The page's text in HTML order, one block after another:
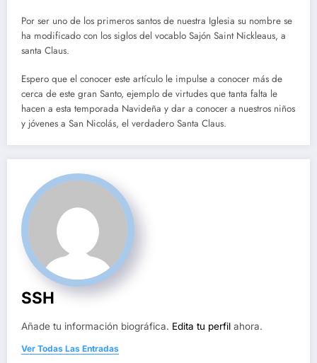
Por ser uno de los primeros santos de nuestra Iglesia su nombre se
ha modificado con los siglos del vocablo Sajón Saint Nickleaus, a
santa Claus.
Espero que el conocer este artículo le impulse a conocer más de
cerca de este gran Santo, ejemplo de virtudes que tanta falta le
hacen a esta temporada Navideña y dar a conocer a nuestros niños
y jóvenes a San Nicolás, el verdadero Santa Claus.
SSH
Añade tu información biográfica. Edita tu perfil ahora.
Ver Todas Las Entradas